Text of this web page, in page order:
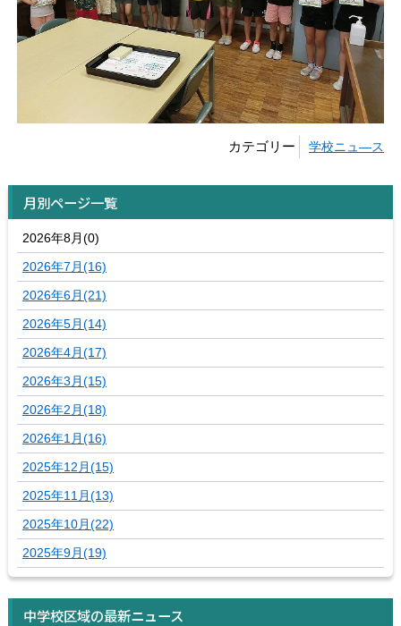
カテゴリー 学校ニュ―ス
月別ページ一覧
2026年8月(0)
2026年7月(16)
2026年6月(21)
2026年5月(14)
2026年4月(17)
2026年3月(15)
2026年2月(18)
2026年1月(16)
2025年12月(15)
2025年11月(13)
2025年10月(22)
2025年9月(19)
中学校区域の最新ニュース